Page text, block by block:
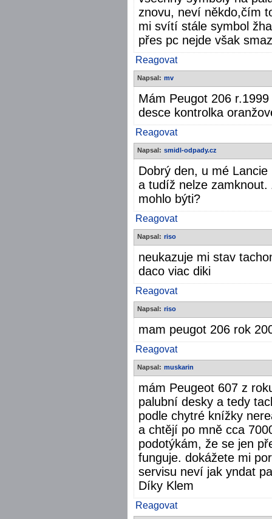
znovu, neví někdo,čím
mi svítí stále symbol
přes pc nejde však
Reagovat
Napsal: mv
Mám Peugot 206
desce kontrolka
Reagovat
Napsal: smidl-odpady.cz
Dobrý den, u mé
a tudíž nelze
mohlo býti?
Reagovat
Napsal: riso
neukazuje mi stav
daco viac diki
Reagovat
Napsal: riso
mam peugot 206 rok
Reagovat
Napsal: muskarin
mám Peugeot 607 z
palubní desky a tedy
podle chytré knížky
a chtějí po mně cca
podotýkám, že se jen
funguje. dokážete mi
servisu neví jak yndat
Díky Klem
Reagovat